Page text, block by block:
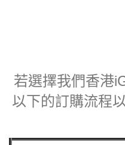
若選擇我們香港
以下的訂購流程